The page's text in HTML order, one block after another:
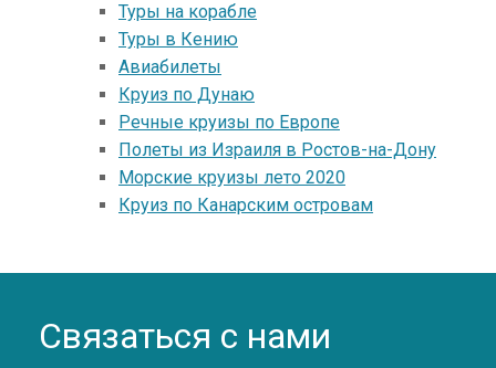
Туры на корабле
Туры в Кению
Авиабилеты
Круиз по Дунаю
Речные круизы по Европе
Полеты из Израиля в Ростов-на-Дону
Морские круизы лето 2020
Круиз по Канарским островам
Связаться с нами